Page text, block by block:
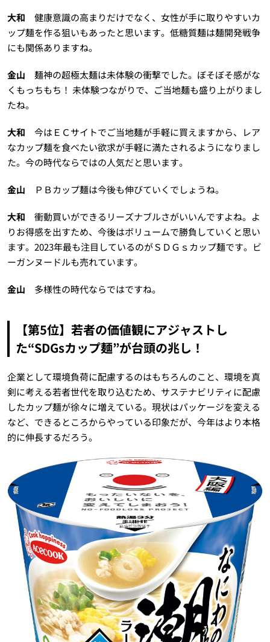
大和 健康意識の高まりだけでなく、女性が手に取りやすいカ
ップ麺を作る狙いもあったと思います。低糖質麺は麺開発戦争
にも関係ありますね。
金山 麺神の超極太麺は未体験の衝撃でした。ぼそぼそ感がな
くもっちもち！ 未体験つながりで、ご当地麺も盛り上がりまし
たね。
大和 今はＥＣサイトでご当地麺が手軽に買えますから、レア
なカップ麺を食べたい欲求が手軽に満たされるようになりまし
た。今の時代ならではの人気だと思います。
金山 ＰＢカップ麺は今後も伸びていくでしょうね。
大和 衝動買いができるリーズナブルさがいいんですよね。よ
りお得感を出すため、今後はボリュームで勝負していくと思い
ます。2023年最も注目しているのがＳＤＧｓカップ麺です。ビ
ーガンヌードルも売れています。
金山 多様性の時代ならではですね。
【第5位】若者の価値観にアジャストし
た“SDGsカップ麺”が台頭の兆し！
企業として環境負荷に配慮するのはもちろんのこと、環境を真
剣に考える若者世代を取り込むため、サステナビリティに配慮
したカップ麺が徐々に増えている。現状はパッケージを変える
など、できるところからやっている印象だが、今年はより本格
的に伸長するだろう。